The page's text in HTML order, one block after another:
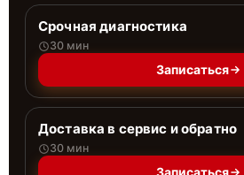
Срочная диагностика
30 мин
Записаться
Доставка в сервис и обратно
30 мин
Записаться